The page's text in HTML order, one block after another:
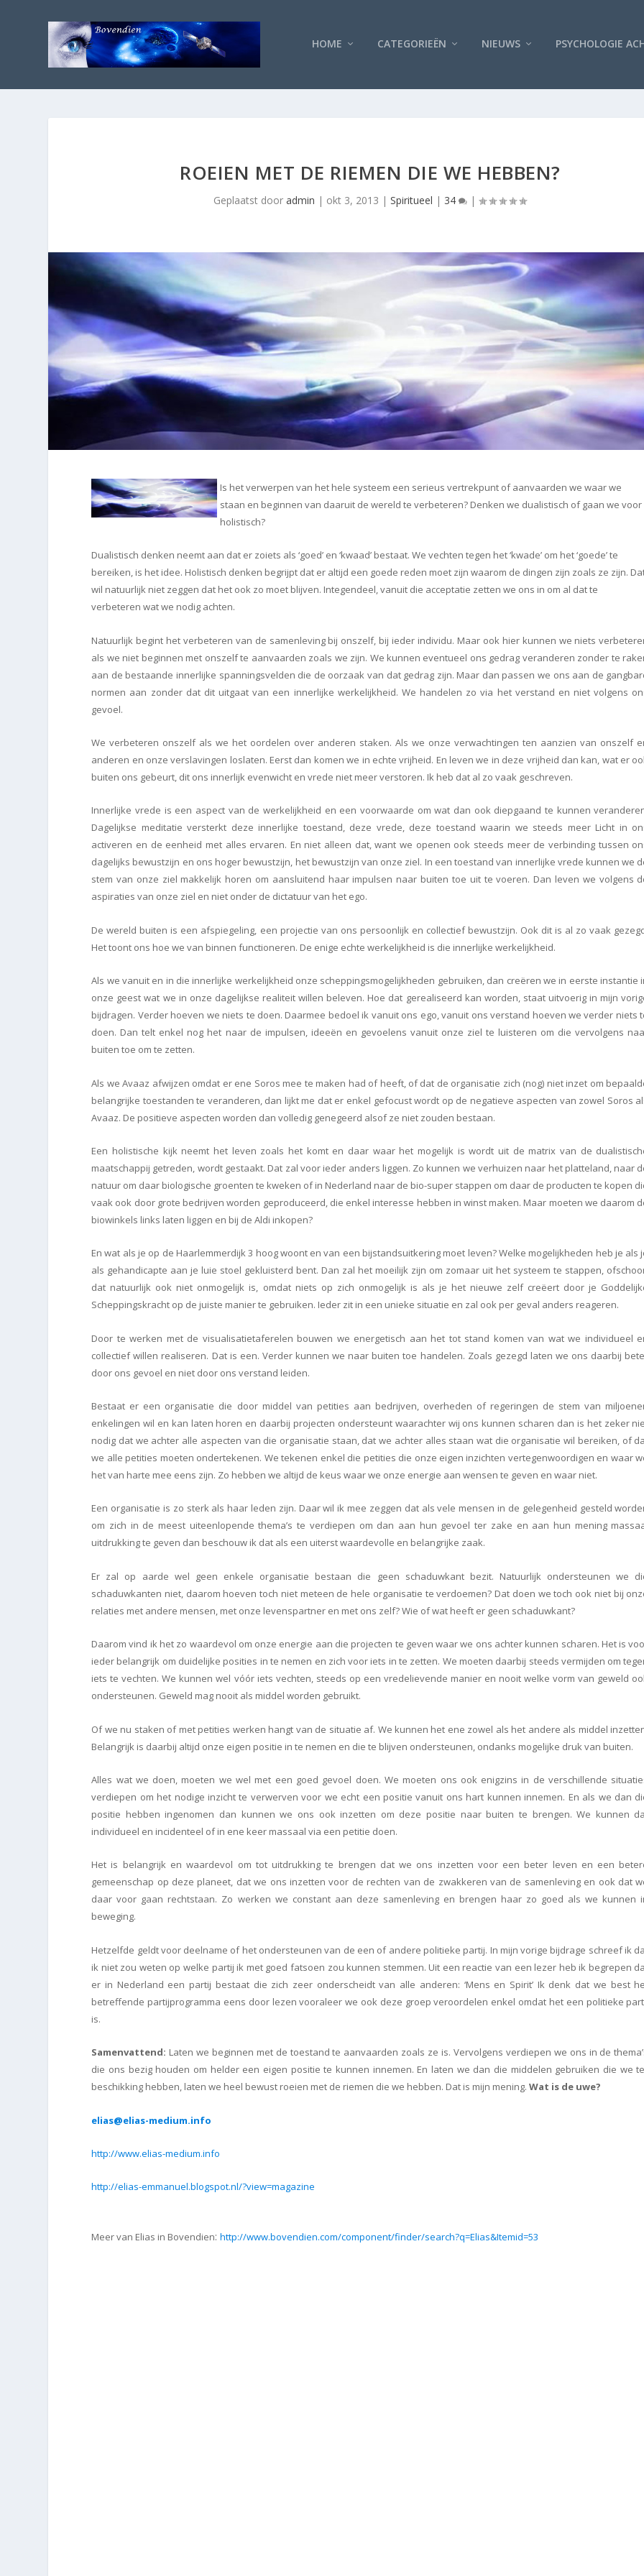
HOME CATEGORIEËN NIEUWS PSYCHOLOGIE
ROEIEN MET DE RIEMEN DIE WE HEBBEN?
Geplaatst dooradmin | okt 3, 2013 |Spiritueel | 34 |
Is het verwerpen van het hele systeem een serieus vertrekpunt of aanvaarden we waar we
staan en beginnen van daaruit de wereld te verbeteren? Denken we dualistisch of gaan we voor
holistisch?
Dualistisch denken neemt aan dat er zoiets als ‘goed’ en ‘kwaad’ bestaat. We vechten tegen het ‘kwade’ om het ‘goede’ te
bereiken, is het idee. Holistisch denken begrijpt dat er altijd een goede reden moet zijn waarom de dingen zijn zoals ze zijn.
wil natuurlijk niet zeggen dat het ook zo moet blijven. Integendeel, vanuit die acceptatie zetten we ons in om al dat te
verbeteren wat we nodig achten.
Natuurlijk begint het verbeteren van de samenleving bij onszelf, bij ieder individu. Maar ook hier kunnen we niets
als we niet beginnen met onszelf te aanvaarden zoals we zijn. We kunnen eventueel ons gedrag veranderen zonder te
aan de bestaande innerlijke spanningsvelden die de oorzaak van dat gedrag zijn. Maar dan passen we ons aan de
normen aan zonder dat dit uitgaat van een innerlijke werkelijkheid. We handelen zo via het verstand en niet volgens
gevoel.
We verbeteren onszelf als we het oordelen over anderen staken. Als we onze verwachtingen ten aanzien van onszelf
anderen en onze verslavingen loslaten. Eerst dan komen we in echte vrijheid. En leven we in deze vrijheid dan kan, wat er
buiten ons gebeurt, dit ons innerlijk evenwicht en vrede niet meer verstoren. Ik heb dat al zo vaak geschreven.
Innerlijke vrede is een aspect van de werkelijkheid en een voorwaarde om wat dan ook diepgaand te kunnen
Dagelijkse meditatie versterkt deze innerlijke toestand, deze vrede, deze toestand waarin we steeds meer Licht in
activeren en de eenheid met alles ervaren. En niet alleen dat, want we openen ook steeds meer de verbinding tussen
dagelijks bewustzijn en ons hoger bewustzijn, het bewustzijn van onze ziel. In een toestand van innerlijke vrede kunnen we
stem van onze ziel makkelijk horen om aansluitend haar impulsen naar buiten toe uit te voeren. Dan leven we volgens
aspiraties van onze ziel en niet onder de dictatuur van het ego.
De wereld buiten is een afspiegeling, een projectie van ons persoonlijk en collectief bewustzijn. Ook dit is al zo vaak
Het toont ons hoe we van binnen functioneren. De enige echte werkelijkheid is die innerlijke werkelijkheid.
Als we vanuit en in die innerlijke werkelijkheid onze scheppingsmogelijkheden gebruiken, dan creëren we in eerste instantie
onze geest wat we in onze dagelijkse realiteit willen beleven. Hoe dat gerealiseerd kan worden, staat uitvoerig in mijn
bijdragen. Verder hoeven we niets te doen. Daarmee bedoel ik vanuit ons ego, vanuit ons verstand hoeven we verder niets
doen. Dan telt enkel nog het naar de impulsen, ideeën en gevoelens vanuit onze ziel te luisteren om die vervolgens
buiten toe om te zetten.
Als we Avaaz afwijzen omdat er ene Soros mee te maken had of heeft, of dat de organisatie zich (nog) niet inzet om
belangrijke toestanden te veranderen, dan lijkt me dat er enkel gefocust wordt op de negatieve aspecten van zowel Soros
Avaaz. De positieve aspecten worden dan volledig genegeerd alsof ze niet zouden bestaan.
Een holistische kijk neemt het leven zoals het komt en daar waar het mogelijk is wordt uit de matrix van de
maatschappij getreden, wordt gestaakt. Dat zal voor ieder anders liggen. Zo kunnen we verhuizen naar het platteland, naar
natuur om daar biologische groenten te kweken of in Nederland naar de bio-super stappen om daar de producten te kopen
vaak ook door grote bedrijven worden geproduceerd, die enkel interesse hebben in winst maken. Maar moeten we daarom
biowinkels links laten liggen en bij de Aldi inkopen?
En wat als je op de Haarlemmerdijk 3 hoog woont en van een bijstandsuitkering moet leven? Welke mogelijkheden heb je als
als gehandicapte aan je luie stoel gekluisterd bent. Dan zal het moeilijk zijn om zomaar uit het systeem te stappen,
dat natuurlijk ook niet onmogelijk is, omdat niets op zich onmogelijk is als je het nieuwe zelf creëert door je
Scheppingskracht op de juiste manier te gebruiken. Ieder zit in een unieke situatie en zal ook per geval anders reageren.
Door te werken met de visualisatietaferelen bouwen we energetisch aan het tot stand komen van wat we individueel
collectief willen realiseren. Dat is een. Verder kunnen we naar buiten toe handelen. Zoals gezegd laten we ons daarbij
door ons gevoel en niet door ons verstand leiden.
Bestaat er een organisatie die door middel van petities aan bedrijven, overheden of regeringen de stem van
enkelingen wil en kan laten horen en daarbij projecten ondersteunt waarachter wij ons kunnen scharen dan is het zeker
nodig dat we achter alle aspecten van die organisatie staan, dat we achter alles staan wat die organisatie wil bereiken, of
we alle petities moeten ondertekenen. We tekenen enkel die petities die onze eigen inzichten vertegenwoordigen en waar
het van harte mee eens zijn. Zo hebben we altijd de keus waar we onze energie aan wensen te geven en waar niet.
Een organisatie is zo sterk als haar leden zijn. Daar wil ik mee zeggen dat als vele mensen in de gelegenheid gesteld
om zich in de meest uiteenlopende thema’s te verdiepen om dan aan hun gevoel ter zake en aan hun mening
uitdrukking te geven dan beschouw ik dat als een uiterst waardevolle en belangrijke zaak.
Er zal op aarde wel geen enkele organisatie bestaan die geen schaduwkant bezit. Natuurlijk ondersteunen we
schaduwkanten niet, daarom hoeven toch niet meteen de hele organisatie te verdoemen? Dat doen we toch ook niet bij
relaties met andere mensen, met onze levenspartner en met ons zelf? Wie of wat heeft er geen schaduwkant?
Daarom vind ik het zo waardevol om onze energie aan die projecten te geven waar we ons achter kunnen scharen. Het is
ieder belangrijk om duidelijke posities in te nemen en zich voor iets in te zetten. We moeten daarbij steeds vermijden om
iets te vechten. We kunnen wel vóór iets vechten, steeds op een vredelievende manier en nooit welke vorm van geweld
ondersteunen. Geweld mag nooit als middel worden gebruikt.
Of we nu staken of met petities werken hangt van de situatie af. We kunnen het ene zowel als het andere als middel
Belangrijk is daarbij altijd onze eigen positie in te nemen en die te blijven ondersteunen, ondanks mogelijke druk van buiten.
Alles wat we doen, moeten we wel met een goed gevoel doen. We moeten ons ook enigzins in de verschillende
verdiepen om het nodige inzicht te verwerven voor we echt een positie vanuit ons hart kunnen innemen. En als we dan
positie hebben ingenomen dan kunnen we ons ook inzetten om deze positie naar buiten te brengen. We kunnen
individueel en incidenteel of in ene keer massaal via een petitie doen.
Het is belangrijk en waardevol om tot uitdrukking te brengen dat we ons inzetten voor een beter leven en een
gemeenschap op deze planeet, dat we ons inzetten voor de rechten van de zwakkeren van de samenleving en ook dat
daar voor gaan rechtstaan. Zo werken we constant aan deze samenleving en brengen haar zo goed als we kunnen
beweging.
Hetzelfde geldt voor deelname of het ondersteunen van de een of andere politieke partij. In mijn vorige bijdrage schreef ik
ik niet zou weten op welke partij ik met goed fatsoen zou kunnen stemmen. Uit een reactie van een lezer heb ik begrepen
er in Nederland een partij bestaat die zich zeer onderscheidt van alle anderen: ‘Mens en Spirit’ Ik denk dat we best
betreffende partijprogramma eens door lezen vooraleer we ook deze groep veroordelen enkel omdat het een politieke
is.
Samenvattend: Laten we beginnen met de toestand te aanvaarden zoals ze is. Vervolgens verdiepen we ons in de
die ons bezig houden om helder een eigen positie te kunnen innemen. En laten we dan die middelen gebruiken die we
beschikking hebben, laten we heel bewust roeien met de riemen die we hebben. Dat is mijn mening.Wat is de uwe?
elias@elias-medium.info
http://www.elias-medium.info
http://elias-emmanuel.blogspot.nl/?view=magazine
Meer van Elias in Bovendien: http://www.bovendien.com/component/finder/search?q=Elias&Itemid=53